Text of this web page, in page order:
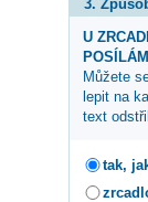
3.
U
Můžete
lepit na
text
tak,